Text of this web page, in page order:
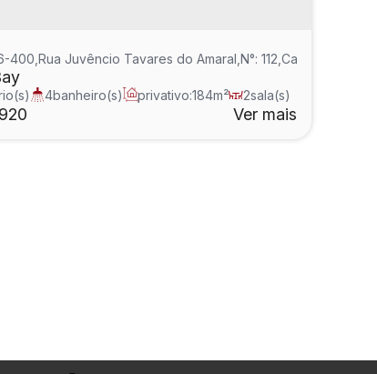
,Brasil
400 Rua Juvêncio Tavares do Amaral N°: 112 Cabeçudas
4banheiro(s) privativo:184m² 2sala(s)
Ver mais